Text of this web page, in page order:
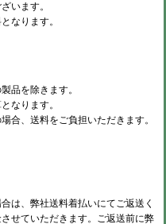
います。
なります。
品を除きます。
なります。
合、送料をご負担いただきます。
は、弊社送料着払いにてご返送く
せていただきます。ご返送前に弊